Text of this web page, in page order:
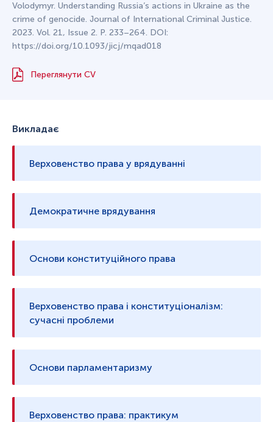
Volodymyr. Understanding Russia’s actions in Ukraine as the
crime of genocide. Journal of International Criminal Justice.
2023. Vol. 21, Issue 2. P. 233–264. DOI:
https://doi.org/10.1093/jicj/mqad018
Переглянути CV
Викладає
Верховенство права у врядуванні
Демократичне врядування
Основи конституційного права
Верховенство права і конституціоналізм:
сучасні проблеми
Основи парламентаризму
Верховенство права: практикум